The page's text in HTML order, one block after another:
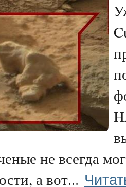
не всегда
а вот...